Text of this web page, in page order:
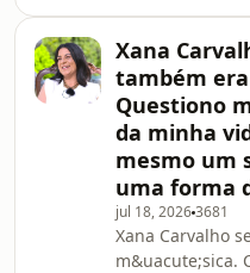
ligou para o
e as aventuras e
marcaram a
compositor
e a
pol&iacute;tica
sempre com
muito vincadas:
&eac
Xana
também
Questiono
da minha
mesmo um
uma forma
jul 18, 20263681
Xana Carvalho
m&uacute;sica.